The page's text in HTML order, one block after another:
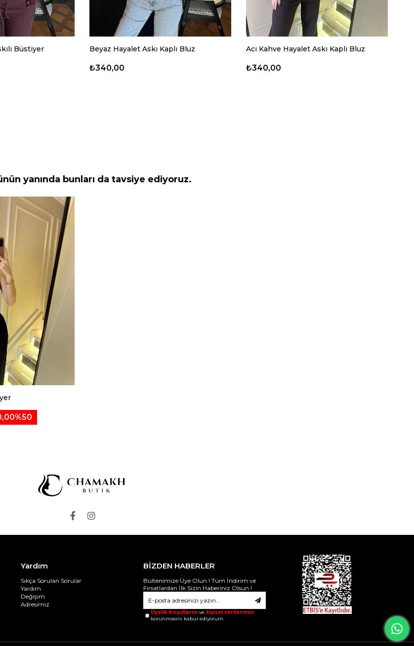
Büstiyer Beyaz Hayalet Askı Kaplı Bluz
₺340,00
Acı Kahve Hayalet Askı Kaplı Bluz
₺340,00
yanında bunları da tavsiye ediyoruz.
%50
Yardım
Sıkça Sorulan Sorular
Yardım
Değişim
Adresimiz
BİZDEN HABERLER
Bültenimize Üye Olun ! Tüm İndirim ve
Fırsatlardan İlk Sizin Haberiniz Olsun !
Üyelik koşullarını ve kişisel verilerimin
korunmasını kabul ediyorum.